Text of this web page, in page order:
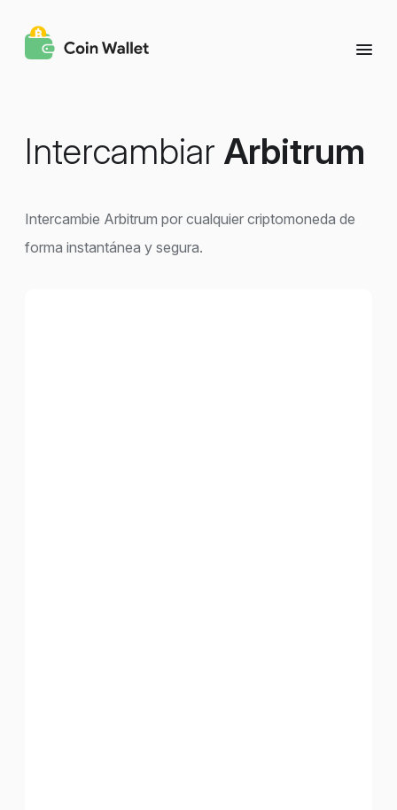
Intercambiar Arbitrum
Intercambie Arbitrum por cualquier criptomoneda de
forma instantánea y segura.